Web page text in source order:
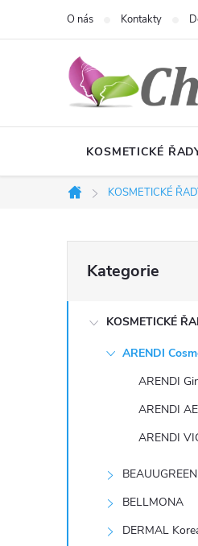
O nás Kontakty
KOSMETICKÉ
Domů
KOSMETICKÉ
o
kategorie
Kategorie
KOSMETICKÉ
ARENDI
ARENDI
ARENDI
ARENDI
BEAUUGREEN
BELLMONA
DERMAL